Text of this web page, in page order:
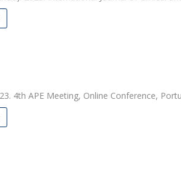
4th APE Meeting, Online Conference,